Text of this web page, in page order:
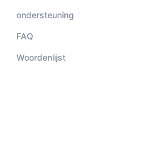
ondersteuning
FAQ
Woordenlijst